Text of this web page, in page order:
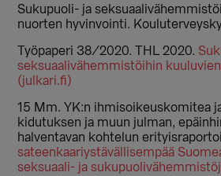
Sukupuoli- ja
nuorten hyvinvointi.
Työpaperi 38/2020. THL 2020.
seksuaalivähemmistöihin
(julkari.fi)
15 Mm. YK:n ihmisoikeuskomitea
kidutuksen ja muun julman,
halventavan kohtelun
sateenkaariystävällisempää
seksuaali- ja